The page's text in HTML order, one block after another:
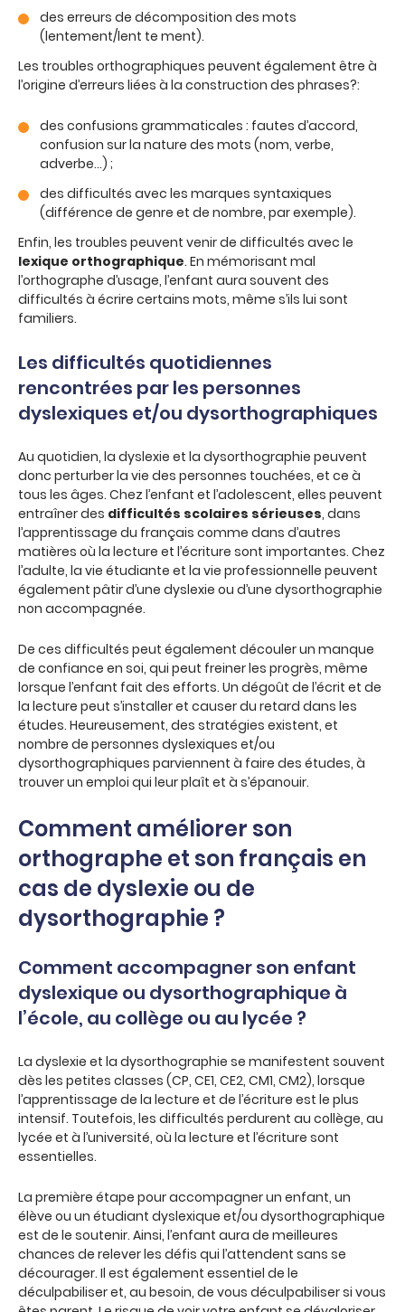
des erreurs de décomposition des mots
(lentement/lent te ment).
Les troubles orthographiques peuvent également être à
l’origine d’erreurs liées à la construction des phrases?:
des confusions grammaticales : fautes d’accord,
confusion sur la nature des mots (nom, verbe,
adverbe…) ;
des difficultés avec les marques syntaxiques
(différence de genre et de nombre, par exemple).
Enfin, les troubles peuvent venir de difficultés avec le
lexique orthographique. En mémorisant mal
l’orthographe d’usage, l’enfant aura souvent des
difficultés à écrire certains mots, même s’ils lui sont
familiers.
Les difficultés quotidiennes
rencontrées par les personnes
dyslexiques et/ou dysorthographiques
Au quotidien, la dyslexie et la dysorthographie peuvent
donc perturber la vie des personnes touchées, et ce à
tous les âges. Chez l’enfant et l’adolescent, elles peuvent
entraîner des difficultés scolaires sérieuses, dans
l’apprentissage du français comme dans d’autres
matières où la lecture et l’écriture sont importantes. Chez
l’adulte, la vie étudiante et la vie professionnelle peuvent
également pâtir d’une dyslexie ou d’une dysorthographie
non accompagnée.
De ces difficultés peut également découler un manque
de confiance en soi, qui peut freiner les progrès, même
lorsque l’enfant fait des efforts. Un dégoût de l’écrit et de
la lecture peut s’installer et causer du retard dans les
études. Heureusement, des stratégies existent, et
nombre de personnes dyslexiques et/ou
dysorthographiques parviennent à faire des études, à
trouver un emploi qui leur plaît et à s’épanouir.
Comment améliorer son
orthographe et son français en
cas de dyslexie ou de
dysorthographie ?
Comment accompagner son enfant
dyslexique ou dysorthographique à
l’école, au collège ou au lycée ?
La dyslexie et la dysorthographie se manifestent souvent
dès les petites classes (CP, CE1, CE2, CM1, CM2), lorsque
l’apprentissage de la lecture et de l’écriture est le plus
intensif. Toutefois, les difficultés perdurent au collège, au
lycée et à l’université, où la lecture et l’écriture sont
essentielles.
La première étape pour accompagner un enfant, un
élève ou un étudiant dyslexique et/ou dysorthographique
est de le soutenir. Ainsi, l’enfant aura de meilleures
chances de relever les défis qui l’attendent sans se
décourager. Il est également essentiel de le
déculpabiliser et, au besoin, de vous déculpabiliser si vous